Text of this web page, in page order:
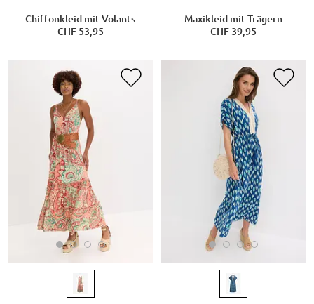
Chiffonkleid mit Volants
CHF 53,95
Maxikleid mit Trägern
CHF 39,95